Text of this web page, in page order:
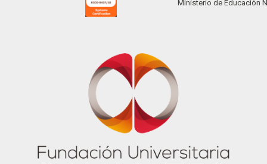
Ministerio de Educación